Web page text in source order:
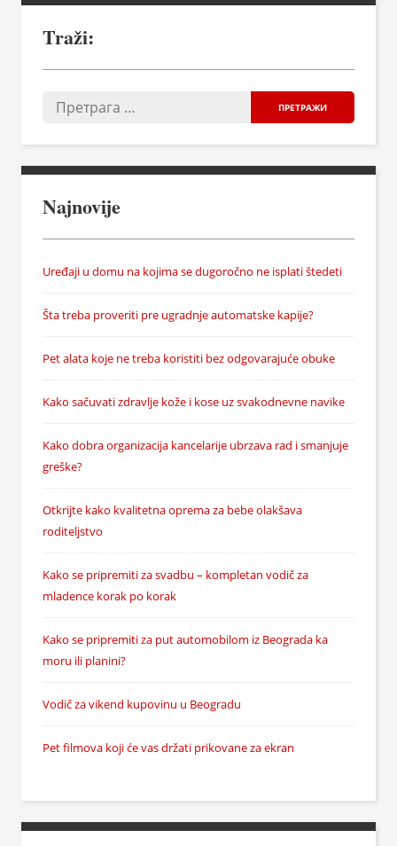
Traži:
Najnovije
Uređaji u domu na kojima se dugoročno ne isplati štedeti
Šta treba proveriti pre ugradnje automatske kapije?
Pet alata koje ne treba koristiti bez odgovarajuće obuke
Kako sačuvati zdravlje kože i kose uz svakodnevne navike
Kako dobra organizacija kancelarije ubrzava rad i smanjuje
greške?
Otkrijte kako kvalitetna oprema za bebe olakšava
roditeljstvo
Kako se pripremiti za svadbu – kompletan vodič za
mladence korak po korak
Kako se pripremiti za put automobilom iz Beograda ka
moru ili planini?
Vodič za vikend kupovinu u Beogradu
Pet filmova koji će vas držati prikovane za ekran